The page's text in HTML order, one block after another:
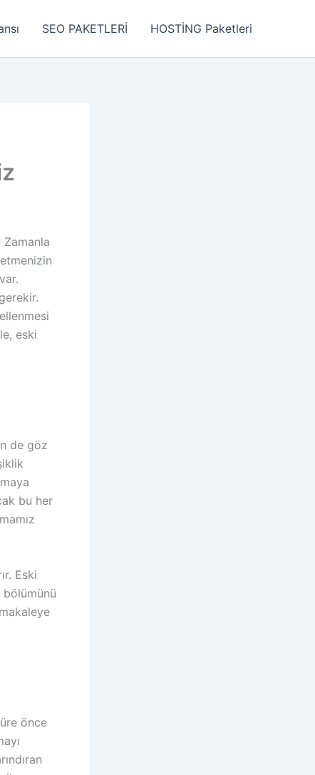
SEO PAKETLERİ HOSTİNG Paketleri
eski
de göz
bu her
Eski
önce